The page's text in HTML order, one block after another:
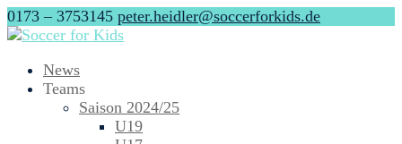
0173 – 3753145 peter.heidler@soccerforkids.de
News
Teams
Saison 2024/25
U19